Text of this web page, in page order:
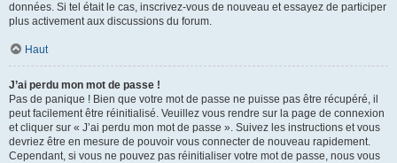
données. Si tel était le cas, inscrivez-vous de nouveau et essayez de participer
plus activement aux discussions du forum.
Haut
J’ai perdu mon mot de passe !
Pas de panique ! Bien que votre mot de passe ne puisse pas être récupéré, il
peut facilement être réinitialisé. Veuillez vous rendre sur la page de connexion
et cliquer sur « J’ai perdu mon mot de passe ». Suivez les instructions et vous
devriez être en mesure de pouvoir vous connecter de nouveau rapidement.
Cependant, si vous ne pouvez pas réinitialiser votre mot de passe, nous vous